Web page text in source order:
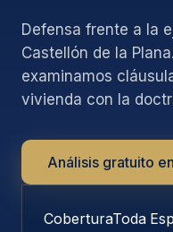
Defensa frente a la
Castellón de la
examinamos
vivienda con la
Análisis gratuito
CoberturaToda